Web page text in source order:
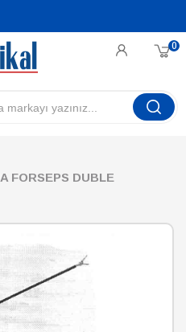
0
FORSEPS DUBLE